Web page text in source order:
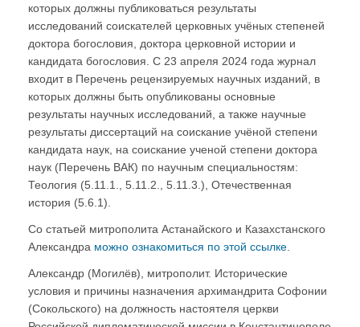
которых должны публиковаться результаты
исследований соискателей церковных учёных степеней
доктора богословия, доктора церковной истории и
кандидата богословия. С 23 апреля 2024 года журнал
входит в Перечень рецензируемых научных изданий, в
которых должны быть опубликованы основные
результаты научных исследований, а также научные
результаты диссертаций на соискание учёной степени
кандидата наук, на соискание ученой степени доктора
наук (Перечень ВАК) по научным специальностям:
Теология (5.11.1., 5.11.2., 5.11.3.), Отечественная
история (5.6.1).
Со статьей митрополита Астанайского и Казахстанского
Александра можно ознакомиться по этой ссылке
Александр (Могилёв), митрополит. Исторические
условия и причины назначения архимандрита Софонии
(Сокольского) на должность настоятеля церкви